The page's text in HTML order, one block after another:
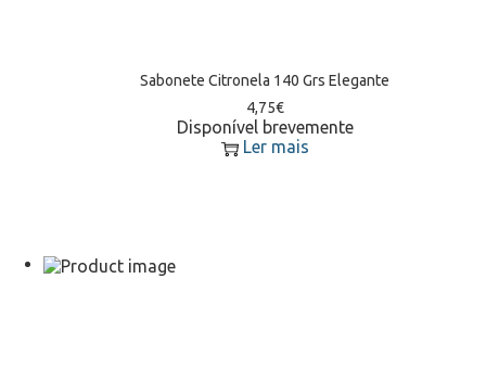
Sabonete Citronela 140 Grs Elegante
4,75€
Disponível brevemente
Ler mais